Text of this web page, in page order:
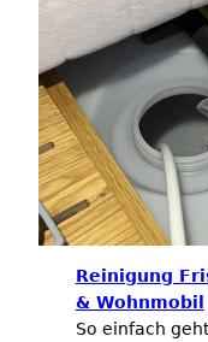
Reinigung
& Wohnmobil
So einfach